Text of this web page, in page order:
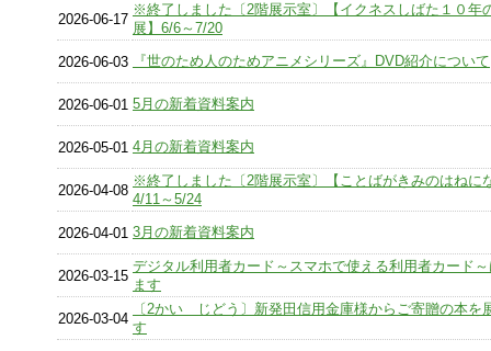
2026-06-17
※終了しました〔2階展示室〕【イクネスしばた１０年
展】6/6～7/20
2026-06-03 『世のため人のためアニメシリーズ』DVD紹介について
2026-06-01 5月の新着資料案内
2026-05-01 4月の新着資料案内
2026-04-08
※終了しました〔2階展示室〕【ことばがきみのはねに
4/11～5/24
2026-04-01 3月の新着資料案内
2026-03-15
デジタル利用者カード～スマホで使える利用者カード
ます
2026-03-04
〔2かい じどう〕新発田信用金庫様からご寄贈の本を
す